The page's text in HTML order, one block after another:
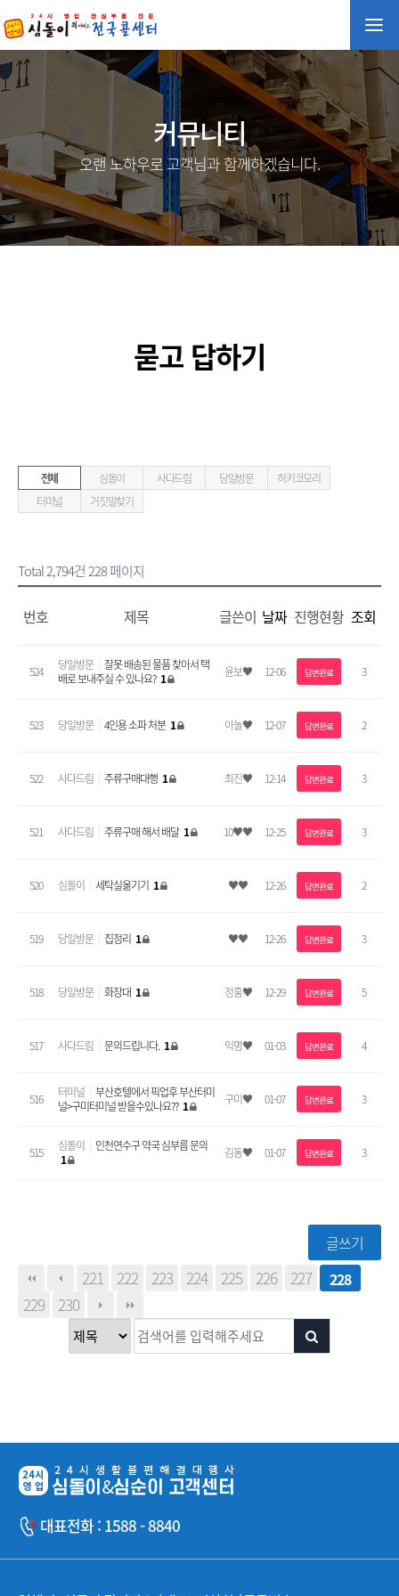
커뮤니티
오랜 노하우로 고객님과 함께하겠습니다.
묻고 답하기
전체 심돌이 사다드림 당일방문
히키코모리
터미널
거짓말찾기
Total 2,794건228 페이지
번호 제목 글쓴이 날짜 진행현황 조회
524 당일방문
잘못 배송된 물품 찾아서 택
배로 보내주실 수 있나요? 1 윤보♥ 12-06 답변완료 3
523 당일방문 4인용 소파 처분 1 아놀♥ 12-07 답변완료 2
522 사다드림 주류구매대행 1 최진♥ 12-14 답변완료 3
521 사다드림 주류구매 해서 배달 1 10♥♥ 12-25 답변완료 3
520 심돌이 세탁실옮기기 1 ♥♥ 12-26 답변완료 2
519 당일방문 집정리 1 ♥♥ 12-26 답변완료 3
518 당일방문 화장대 1 정홍♥ 12-29 답변완료 5
517 사다드림 문의드립니다. 1 익명♥ 01-03 답변완료 4
516 터미널
부산호텔에서 픽업후 부산터미
널>구미터미널 받을수있나요?? 1 구미♥ 01-07 답변완료 3
515 심돌이
인천연수구 약국 심부름 문의
1
김동♥ 01-07 답변완료 3
글쓰기
221 222 223 224 225 226 227 228
229 230
대표전화 : 1588 - 8840